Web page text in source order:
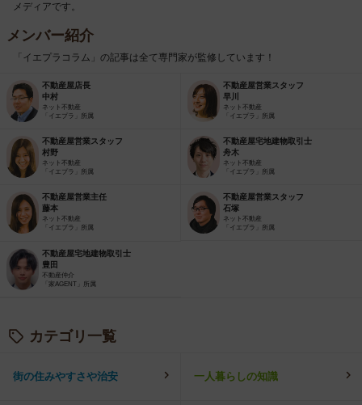
メディアです。
メンバー紹介
「イエプラコラム」の記事は全て専門家が監修しています！
不動産屋店長
中村
ネット不動産
「イエプラ」所属
不動産屋営業スタッフ
早川
ネット不動産
「イエプラ」所属
不動産屋営業スタッフ
村野
ネット不動産
「イエプラ」所属
不動産屋宅地建物取引士
舟木
ネット不動産
「イエプラ」所属
不動産屋営業主任
藤本
ネット不動産
「イエプラ」所属
不動産屋営業スタッフ
石塚
ネット不動産
「イエプラ」所属
不動産屋宅地建物取引士
豊田
不動産仲介
「家AGENT」所属
カテゴリ一覧
街の住みやすさや治安 一人暮らしの知識